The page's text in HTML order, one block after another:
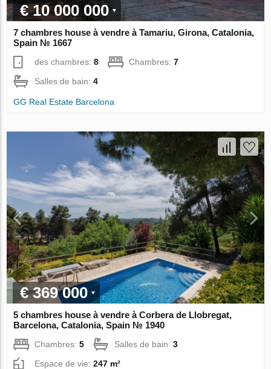
€ 10 000 000
7 chambres house à vendre à Tamariu, Girona, Catalonia,
Spain № 1667
des chambres:8 Chambres:7
Salles de bain:4
GG Real Estate Barcelona
€ 369 000
5 chambres house à vendre à Corbera de Llobregat,
Barcelona, Catalonia, Spain № 1940
Chambres:5 Salles de bain:3
Espace de vie:247 m²